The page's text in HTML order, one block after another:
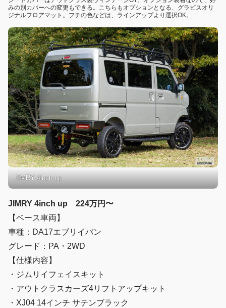
みの別カバーへの変更もできる。こちらもオプションとなる、グラビスオリ
ジナルフロアマット。フチの色などは、ラインアップより選択OK。
JIMRY 4inch up
JIMRY 4inch up 224万円〜
【ベース車両】
車種：DA17エブリイバン
グレード：PA・2WD
【仕様内容】
・ジムリイフェイスキット
・アウトクラスカーズ4リフトアップキット
・XJ04 14インチ サテンブラック